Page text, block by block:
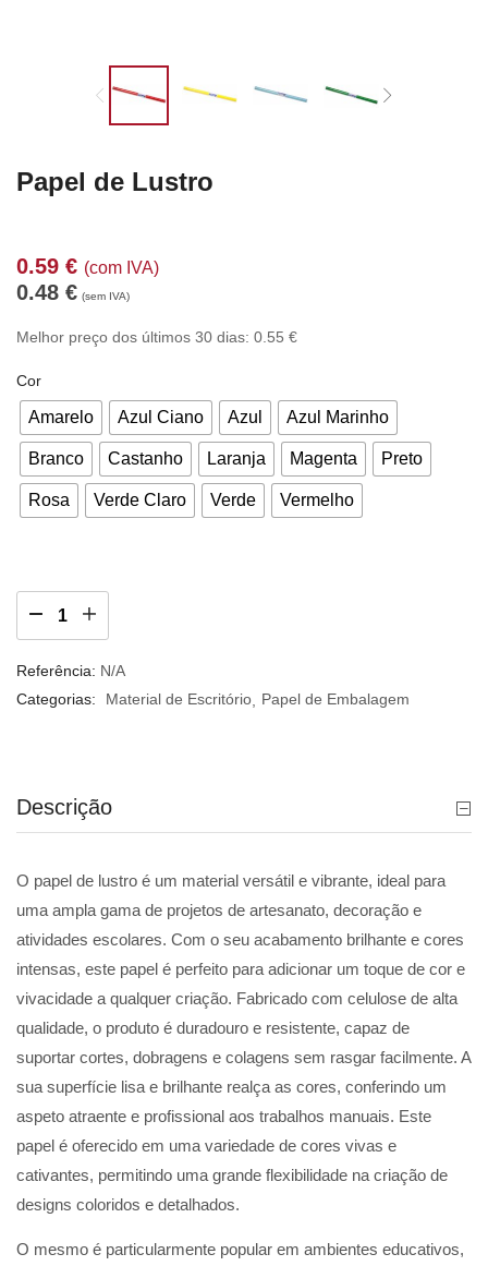
Papel de Lustro
0.59 € (com IVA)
0.48 € (sem IVA)
Melhor preço dos últimos 30 dias: 0.55 €
Cor
Amarelo Azul Ciano Azul Azul Marinho
Branco Castanho Laranja Magenta Preto
Rosa Verde Claro Verde Vermelho
Referência: N/A
Categorias:
Material de Escritório Papel de Embalagem
Descrição
O papel de lustro é um material versátil e vibrante, ideal para
uma ampla gama de projetos de artesanato, decoração e
atividades escolares. Com o seu acabamento brilhante e cores
intensas, este papel é perfeito para adicionar um toque de cor e
vivacidade a qualquer criação. Fabricado com celulose de alta
qualidade, o produto é duradouro e resistente, capaz de
suportar cortes, dobragens e colagens sem rasgar facilmente. A
sua superfície lisa e brilhante realça as cores, conferindo um
aspeto atraente e profissional aos trabalhos manuais. Este
papel é oferecido em uma variedade de cores vivas e
cativantes, permitindo uma grande flexibilidade na criação de
designs coloridos e detalhados.
O mesmo é particularmente popular em ambientes educativos,